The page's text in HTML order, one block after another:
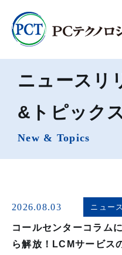
ニュースリ
&トピック
New & Topics
2026.08.03 ニュース
コールセンターコラム
ら解放！LCMサービス